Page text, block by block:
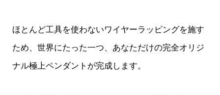
ほとんど工具を使わないワイヤーラッピングを施す
ため、世界にたった一つ、あなただけの完全オリジ
ナル極上ペンダントが完成します。